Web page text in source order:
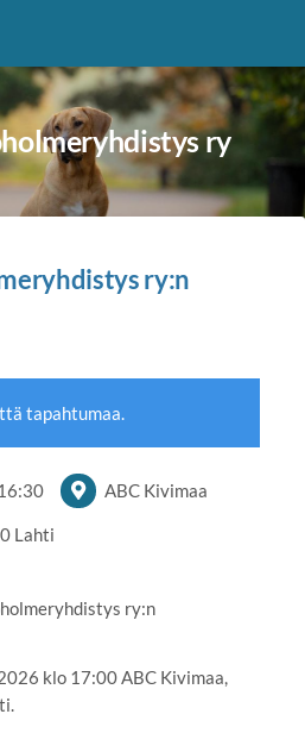
ry
ry:n
tapahtumaa.
ABC Kivimaa
Lahti
ry:n
klo 17:00 ABC Kivimaa,